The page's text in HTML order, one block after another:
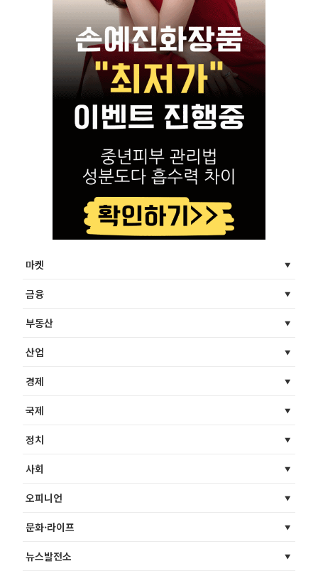
마켓
금융
부동산
산업
경제
국제
정치
사회
오피니언
문화·라이프
뉴스발전소